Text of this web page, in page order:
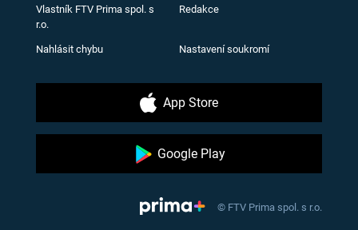
Vlastník FTV Prima spol. s
r.o.
Redakce
Nahlásit chybu Nastavení soukromí
App Store
Google Play
© FTV Prima spol. s r.o.